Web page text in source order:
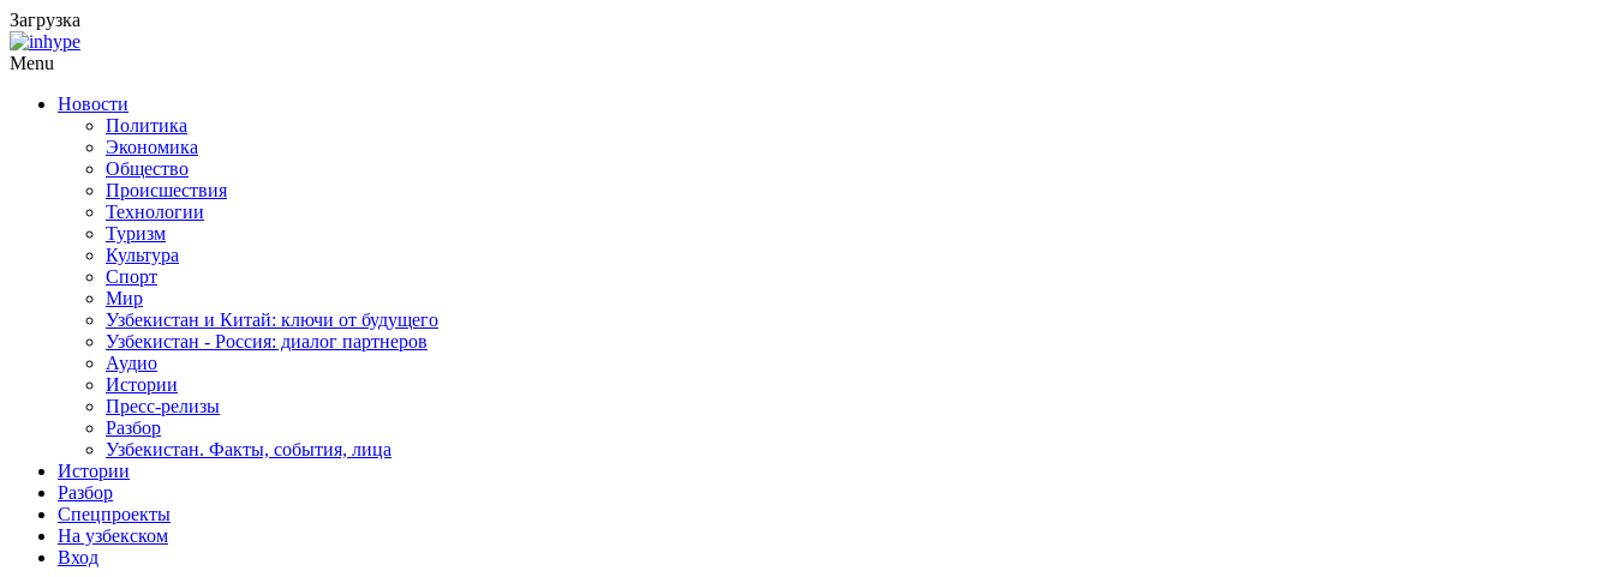
Загрузка
Menu
Новости
Политика
Экономика
Общество
Происшествия
Технологии
Туризм
Культура
Спорт
Мир
Узбекистан и Китай: ключи от будущего
Узбекистан - Россия: диалог партнеров
Аудио
Истории
Пресс-релизы
Разбор
Узбекистан. Факты, события, лица
Истории
Разбор
Спецпроекты
На узбекском
Вход